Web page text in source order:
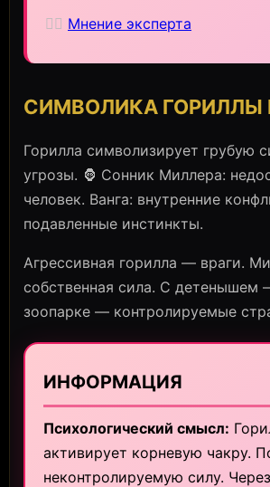
🧙‍♀️ Мнение эксперта
СИМВОЛИКА ГОРИЛЛЫ
Горилла символизирует грубую
угрозы. 🦍 Сонник Миллера:
человек. Ванга: внутренние
подавленные инстинкты.
Агрессивная горилла — враги.
собственная сила. С детенышем
зоопарке — контролируемые
ИНФОРМАЦИЯ
Психологический смысл:
активирует корневую чакру.
неконтролируемую силу.